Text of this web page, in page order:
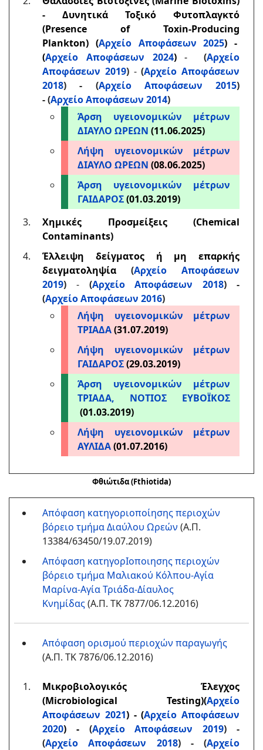
- Δυνητικά Τοξικό Φυτοπλαγκτό
(Presence of Toxin-Producing
Plankton) (Αρχείο Αποφάσεων 2025) -
(Αρχείο Αποφάσεων 2024)- (Αρχείο
Αποφάσεων 2019)-(Αρχείο Αποφάσεων
2018) - (Αρχείο Αποφάσεων 2015)
-(Αρχείο Αποφάσεων 2014)
Άρση υγειονομικών μέτρων
ΔΙΑΥΛΟ ΩΡΕΩΝ (11.06.2025)
Λήψη υγειονομικών μέτρων
ΔΙΑΥΛΟ ΩΡΕΩΝ (08.06.2025)
Άρση υγειονομικών μέτρων
ΓΑΙΔΑΡΟΣ(01.03.2019)
Χημικές Προσμείξεις (Chemical
Contaminants)
Έλλειψη δείγματος ή μη επαρκής
δειγματοληψία
(Αρχείο Αποφάσεων
2019) - (Αρχείο Αποφάσεων 2018) -
(Αρχείο Αποφάσεων 2016)
Λήψη υγειονομικών μέτρων
ΤΡΙΑΔΑ(31.07.2019)
Λήψη υγειονομικών μέτρων
ΓΑΙΔΑΡΟΣ(29.03.2019)
Άρση υγειονομικών μέτρων
ΤΡΙΑΔΑ, ΝΟΤΙΟΣ ΕΥΒΟΪΚΟΣ
(01.03.2019)
Λήψη υγειονομικών μέτρων
ΑΥΛΙΔΑ(01.07.2016)
Φθιώτιδα (Fthiotida)
Απόφαση κατηγοριοποίησης περιοχών
βόρειο τμήμα Διαύλου Ωρεών (Α.Π.
13384/63450/19.07.2019)
Απόφαση κατηγορΙοποιησης περιοχών
βόρειο τμήμα Μαλιακού Κόλπου-Αγία
Μαρίνα-Αγία Τριάδα-Δίαυλος
Κνημίδας(Α.Π. ΤΚ 7877/06.12.2016)
Απόφαση ορισμού περιοχών παραγωγής
(Α.Π. ΤΚ 7876/06.12.2016)
Μικροβιολογικός Έλεγχος
(Microbiological Testing)(Αρχείο
Αποφάσεων 2021)- (Αρχείο Αποφάσεων
2020) - (Αρχείο Αποφάσεων 2019) -
(Αρχείο Αποφάσεων 2018) - (Αρχείο